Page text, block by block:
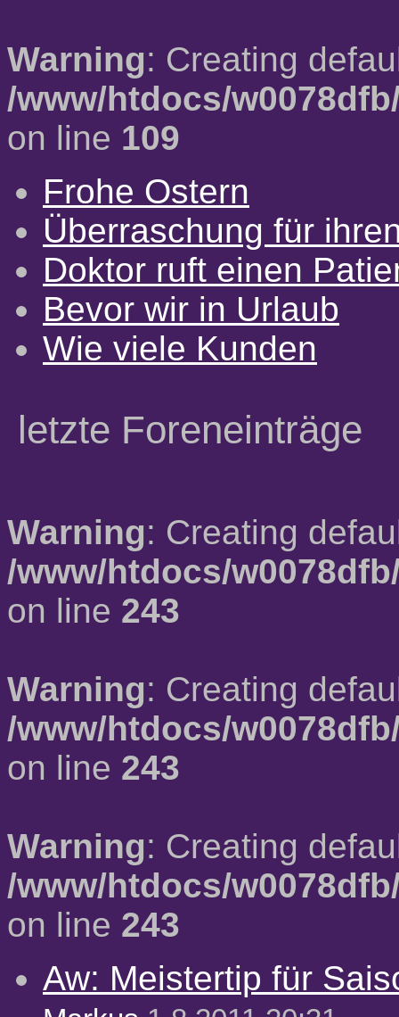
Warning: Creating
/www/htdocs/
on line 109
Frohe Ostern
Überraschung für
Doktor ruft einen
Bevor wir in Urlaub
Wie viele Kunden
letzte Foreneinträge
Warning: Creating
/www/htdocs/
on line 243
Warning: Creating
/www/htdocs/
on line 243
Warning: Creating
/www/htdocs/
on line 243
Aw: Meistertip für